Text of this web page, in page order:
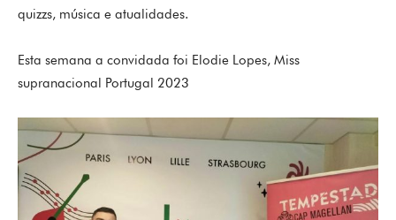
quizzs, música e atualidades.
Esta semana a convidada foi Elodie Lopes, Miss
supranacional Portugal 2023